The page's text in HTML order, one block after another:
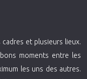
et plusieurs lieux.
moments entre les
les uns des autres.